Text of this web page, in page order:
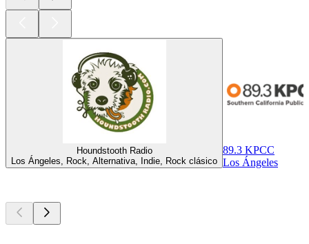
Houndstooth Radio
Los Ángeles, Rock, Alternativa, Indie, Rock clásico
89.3 KPCC
Los Ángeles